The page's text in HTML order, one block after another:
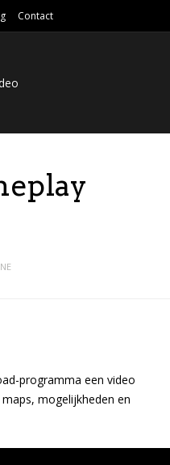
Contact
programma een video
mogelijkheden en